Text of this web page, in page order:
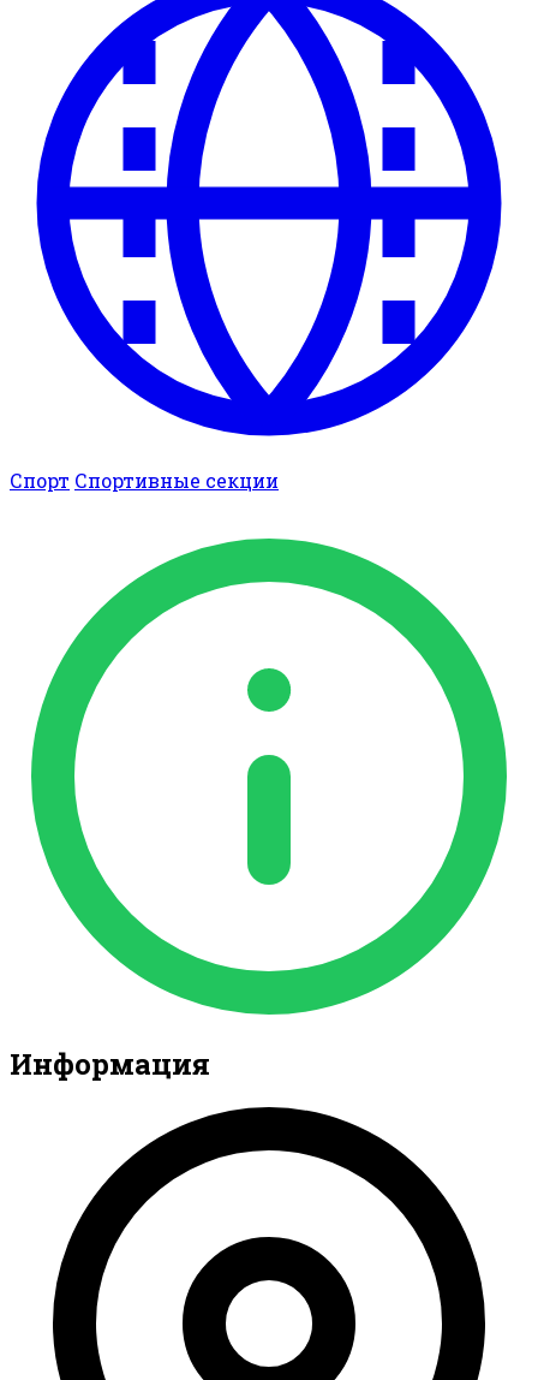
Спорт Спортивные секции
Информация